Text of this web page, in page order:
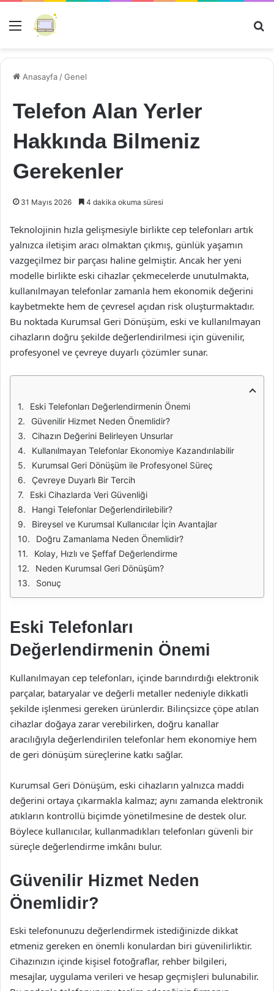
Menü
Anasayfa /Genel
Telefon Alan Yerler
Hakkında Bilmeniz
Gerekenler
31 Mayıs 2026 4 dakika okuma süresi
Teknolojinin hızla gelişmesiyle birlikte cep telefonları artık
yalnızca iletişim aracı olmaktan çıkmış, günlük yaşamın
vazgeçilmez bir parçası haline gelmiştir. Ancak her yeni
modelle birlikte eski cihazlar çekmecelerde unutulmakta,
kullanılmayan telefonlar zamanla hem ekonomik değerini
kaybetmekte hem de çevresel açıdan risk oluşturmaktadır.
Bu noktada Kurumsal Geri Dönüşüm, eski ve kullanılmayan
cihazların doğru şekilde değerlendirilmesi için güvenilir,
profesyonel ve çevreye duyarlı çözümler sunar.
Eski Telefonları Değerlendirmenin Önemi
Güvenilir Hizmet Neden Önemlidir?
Cihazın Değerini Belirleyen Unsurlar
Kullanılmayan Telefonlar Ekonomiye Kazandırılabilir
Kurumsal Geri Dönüşüm ile Profesyonel Süreç
Çevreye Duyarlı Bir Tercih
Eski Cihazlarda Veri Güvenliği
Hangi Telefonlar Değerlendirilebilir?
Bireysel ve Kurumsal Kullanıcılar İçin Avantajlar
Doğru Zamanlama Neden Önemlidir?
Kolay, Hızlı ve Şeffaf Değerlendirme
Neden Kurumsal Geri Dönüşüm?
Sonuç
Eski Telefonları
Değerlendirmenin Önemi
Kullanılmayan cep telefonları, içinde barındırdığı elektronik
parçalar, bataryalar ve değerli metaller nedeniyle dikkatli
şekilde işlenmesi gereken ürünlerdir. Bilinçsizce çöpe atılan
cihazlar doğaya zarar verebilirken, doğru kanallar
aracılığıyla değerlendirilen telefonlar hem ekonomiye hem
de geri dönüşüm süreçlerine katkı sağlar.
Kurumsal Geri Dönüşüm, eski cihazların yalnızca maddi
değerini ortaya çıkarmakla kalmaz; aynı zamanda elektronik
atıkların kontrollü biçimde yönetilmesine de destek olur.
Böylece kullanıcılar, kullanmadıkları telefonları güvenli bir
süreçle değerlendirme imkânı bulur.
Güvenilir Hizmet Neden
Önemlidir?
Eski telefonunuzu değerlendirmek istediğinizde dikkat
etmeniz gereken en önemli konulardan biri güvenilirliktir.
Cihazınızın içinde kişisel fotoğraflar, rehber bilgileri,
mesajlar, uygulama verileri ve hesap geçmişleri bulunabilir.